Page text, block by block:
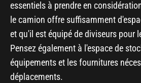
essentiels à prendre en
le camion offre suffisamment
et qu'il est équipé de diviseurs pour
Pensez également à l'espace de
équipements et les fournitures
déplacements.